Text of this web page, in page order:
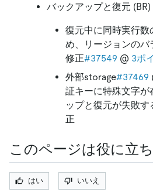
バックアップと復元 (BR)
復元中に同時実行数
め、リージョンのバ
修正#37549 @ 3ポ
外部storage#37469
証キーに特殊文字が
ップと復元が失敗
正
このページは役に立
はい いいえ